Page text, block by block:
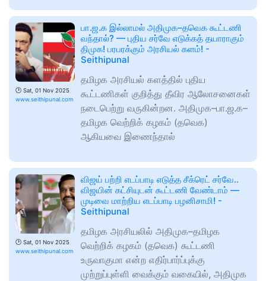
🕑 Sat, 01 Nov 2025
www.seithipunal.com
பா.ஜ.க இல்லாமல் அதிமுக–தவெக கூட்டணி
வந்தால்? — புதிய சர்வே எடுக்கத் தயாராகும்
திமுக! பரபரக்கும் அரசியல் களம்! -
Seithipunal
தமிழக அரசியல் களத்தில் புதிய
கூட்டணிகள் குறித்து தீவிர ஆலோசனைகள்
நடைபெற்று வருகின்றன. அதிமுக–பா.ஜ.க–
தமிழக வெற்றிக் கழகம் (தவெக)
ஆகியவை இணைந்தால்
🕑 Sat, 01 Nov 2025
www.seithipunal.com
விஜய் பற்றி எடப்பாடி எடுத்த சீக்ரெட் சர்வே..
விஜயின் கட்சியுடன் கூட்டணி வேண்டாம் —
முடிவை மாற்றிய எடப்பாடி பழனிசாமி! -
Seithipunal
தமிழக அரசியலில் அதிமுக–தமிழக
வெற்றிக் கழகம் (தவெக) கூட்டணி
உருவாகுமா என்ற எதிர்பார்ப்புக்கு
முற்றுப்புள்ளி வைக்கும் வகையில், அதிமுக